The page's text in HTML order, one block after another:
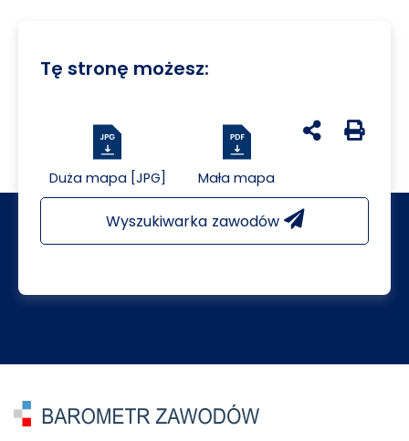
Tę stronę możesz:
Duża mapa [JPG] Mała mapa
udostępnij na
Generuj
Wyszukiwarka zawodów